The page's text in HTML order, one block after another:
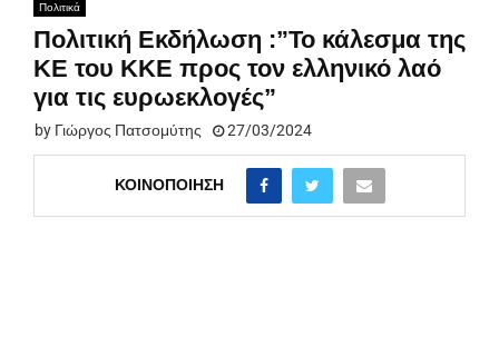
Πολιτικά
Πολιτική Εκδήλωση :”Το κάλεσμα της
ΚΕ του ΚΚΕ προς τον ελληνικό λαό
για τις ευρωεκλογές”
by Γιώργος Πατσομύτης 27/03/2024
ΚΟΙΝΟΠΟΊΗΣΗ